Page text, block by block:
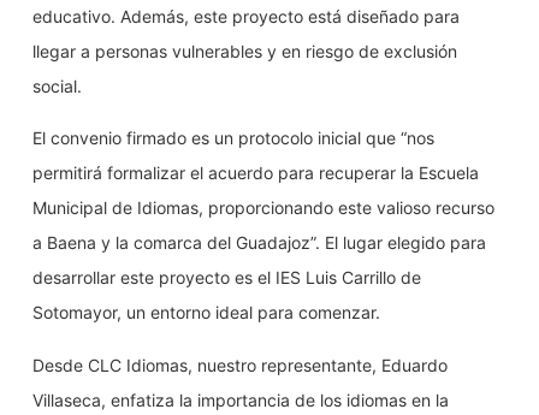
educativo. Además, este proyecto está diseñado para
llegar a personas vulnerables y en riesgo de exclusión
social.
El convenio firmado es un protocolo inicial que “nos
permitirá formalizar el acuerdo para recuperar la Escuela
Municipal de Idiomas, proporcionando este valioso recurso
a Baena y la comarca del Guadajoz”. El lugar elegido para
desarrollar este proyecto es el IES Luis Carrillo de
Sotomayor, un entorno ideal para comenzar.
Desde CLC Idiomas, nuestro representante, Eduardo
Villaseca, enfatiza la importancia de los idiomas en la